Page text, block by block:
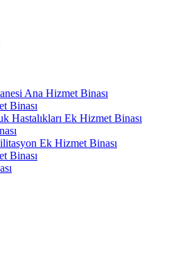
Ana Hizmet Binası
Binası
Hastalıkları Ek Hizmet Binası
Ek Hizmet Binası
Binası